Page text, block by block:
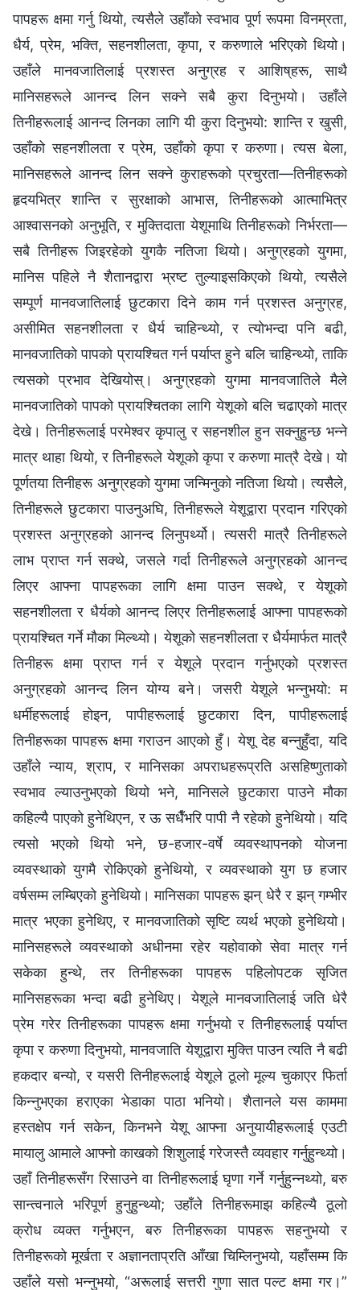
पापहरू क्षमा गर्नु थियो, त्यसैले उहाँको स्वभाव पूर्ण रूपमा विनम्रता,
धैर्य, प्रेम, भक्ति, सहनशीलता, कृपा, र करुणाले भरिएको थियो।
उहाँले मानवजातिलाई प्रशस्त अनुग्रह र आशिष्‌हरू, साथै
मानिसहरूले आनन्द लिन सक्ने सबै कुरा दिनुभयो। उहाँले
तिनीहरूलाई आनन्द लिनका लागि यी कुरा दिनुभयो: शान्ति र खुसी,
उहाँको सहनशीलता र प्रेम, उहाँको कृपा र करुणा। त्यस बेला,
मानिसहरूले आनन्द लिन सक्ने कुराहरूको प्रचुरता—तिनीहरूको
हृदयभित्र शान्ति र सुरक्षाको आभास, तिनीहरूको आत्माभित्र
आश्‍वासनको अनुभूति, र मुक्तिदाता येशूमाथि तिनीहरूको निर्भरता—
सबै तिनीहरू जिइरहेको युगकै नतिजा थियो। अनुग्रहको युगमा,
मानिस पहिले नै शैतानद्वारा भ्रष्ट तुल्याइसकिएको थियो, त्यसैले
सम्पूर्ण मानवजातिलाई छुटकारा दिने काम गर्न प्रशस्त अनुग्रह,
असीमित सहनशीलता र धैर्य चाहिन्थ्यो, र त्योभन्दा पनि बढी,
मानवजातिको पापको प्रायश्‍चित गर्न पर्याप्त हुने बलि चाहिन्थ्यो, ताकि
त्यसको प्रभाव देखियोस्। अनुग्रहको युगमा मानवजातिले मैले
मानवजातिको पापको प्रायश्‍चितका लागि येशूको बलि चढाएको मात्र
देखे। तिनीहरूलाई परमेश्‍वर कृपालु र सहनशील हुन सक्नुहुन्छ भन्ने
मात्र थाहा थियो, र तिनीहरूले येशूको कृपा र करुणा मात्रै देखे। यो
पूर्णतया तिनीहरू अनुग्रहको युगमा जन्मिनुको नतिजा थियो। त्यसैले,
तिनीहरूले छुटकारा पाउनुअघि, तिनीहरूले येशूद्वारा प्रदान गरिएको
प्रशस्त अनुग्रहको आनन्द लिनुपर्थ्यो। त्यसरी मात्रै तिनीहरूले
लाभ प्राप्त गर्न सक्थे, जसले गर्दा तिनीहरूले अनुग्रहको आनन्द
लिएर आफ्ना पापहरूका लागि क्षमा पाउन सक्थे, र येशूको
सहनशीलता र धैर्यको आनन्द लिएर तिनीहरूलाई आफ्ना पापहरूको
प्रायश्‍चित गर्ने मौका मिल्थ्यो। येशूको सहनशीलता र धैर्यमार्फत मात्रै
तिनीहरू क्षमा प्राप्त गर्न र येशूले प्रदान गर्नुभएको प्रशस्त
अनुग्रहको आनन्द लिन योग्य बने। जसरी येशूले भन्नुभयो: म
धर्मीहरूलाई होइन, पापीहरूलाई छुटकारा दिन, पापीहरूलाई
तिनीहरूका पापहरू क्षमा गराउन आएको हुँ। येशू देह बन्नुहुँदा, यदि
उहाँले न्याय, श्राप, र मानिसका अपराधहरूप्रति असहिष्णुताको
स्वभाव ल्याउनुभएको थियो भने, मानिसले छुटकारा पाउने मौका
कहिल्यै पाएको हुनेथिएन, र ऊ सधैँभरि पापी नै रहेको हुनेथियो। यदि
त्यसो भएको थियो भने, छ-हजार-वर्षे व्यवस्थापनको योजना
व्यवस्थाको युगमै रोकिएको हुनेथियो, र व्यवस्थाको युग छ हजार
वर्षसम्म लम्बिएको हुनेथियो। मानिसका पापहरू झन् धेरै र झन् गम्भीर
मात्र भएका हुनेथिए, र मानवजातिको सृष्टि व्यर्थ भएको हुनेथियो।
मानिसहरूले व्यवस्थाको अधीनमा रहेर यहोवाको सेवा मात्र गर्न
सकेका हुन्थे, तर तिनीहरूका पापहरू पहिलोपटक सृजित
मानिसहरूका भन्दा बढी हुनेथिए। येशूले मानवजातिलाई जति धेरै
प्रेम गरेर तिनीहरूका पापहरू क्षमा गर्नुभयो र तिनीहरूलाई पर्याप्त
कृपा र करुणा दिनुभयो, मानवजाति येशूद्वारा मुक्ति पाउन त्यति नै बढी
हकदार बन्यो, र यसरी तिनीहरूलाई येशूले ठूलो मूल्य चुकाएर फिर्ता
किन्नुभएका हराएका भेडाका पाठा भनियो। शैतानले यस काममा
हस्तक्षेप गर्न सकेन, किनभने येशू आफ्ना अनुयायीहरूलाई एउटी
मायालु आमाले आफ्नो काखको शिशुलाई गरेजस्तै व्यवहार गर्नुहुन्थ्यो।
उहाँ तिनीहरूसँग रिसाउने वा तिनीहरूलाई घृणा गर्ने गर्नुहुन्नथ्यो, बरु
सान्त्वनाले भरिपूर्ण हुनुहुन्थ्यो; उहाँले तिनीहरूमाझ कहिल्यै ठूलो
क्रोध व्यक्त गर्नुभएन, बरु तिनीहरूका पापहरू सहनुभयो र
तिनीहरूको मूर्खता र अज्ञानताप्रति आँखा चिम्लिनुभयो, यहाँसम्म कि
उहाँले यसो भन्नुभयो, “अरूलाई सत्तरी गुणा सात पल्ट क्षमा गर।”